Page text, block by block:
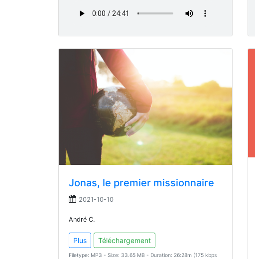
Jonas, le premier missionnaire
2021-10-10
André C.
Plus Téléchargement
Filetype: MP3 - Size: 33.65 MB - Duration: 26:28m (175 kbps